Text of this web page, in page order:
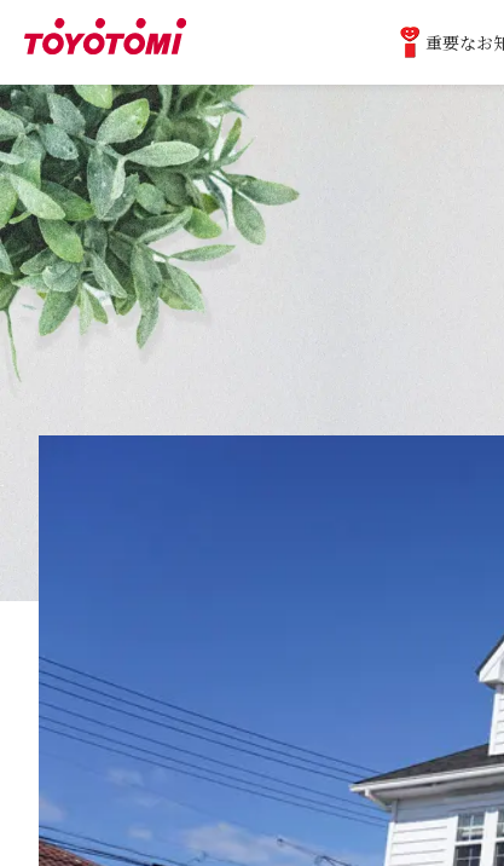
重要なお